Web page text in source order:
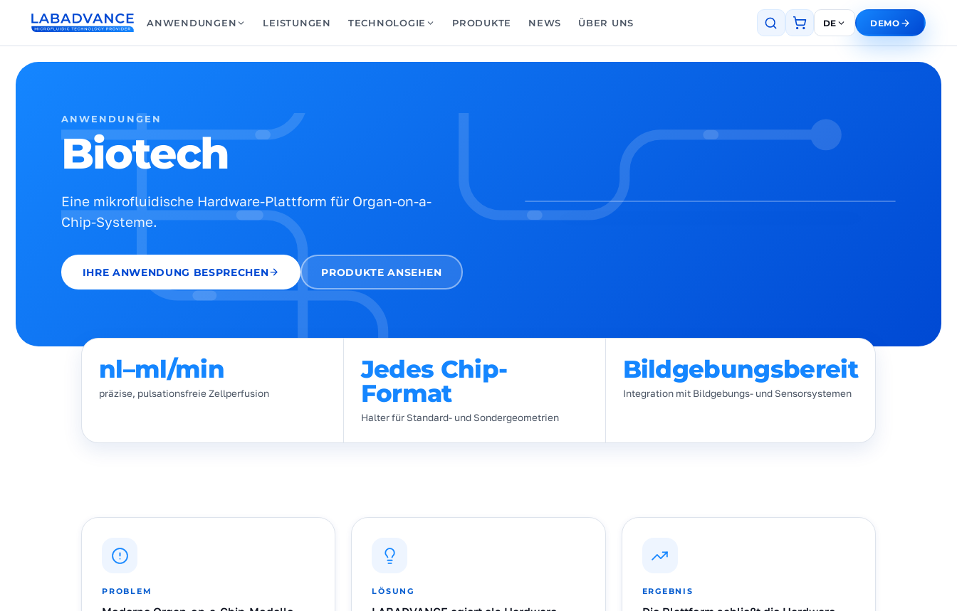
ANWENDUNGEN LEISTUNGEN TECHNOLOGIE PRODUKTE NEWS ÜBER UNS DE DEMO
ANWENDUNGEN
Biotech
Eine mikrofluidische Hardware-Plattform für Organ-on-a-
Chip-Systeme.
IHRE ANWENDUNG BESPRECHEN PRODUKTE ANSEHEN
nl–ml/min
präzise, pulsationsfreie Zellperfusion
Jedes Chip-
Format
Halter für Standard- und Sondergeometrien
Bildgebungsbereit
Integration mit Bildgebungs- und Sensorsystemen
PROBLEM LÖSUNG ERGEBNIS